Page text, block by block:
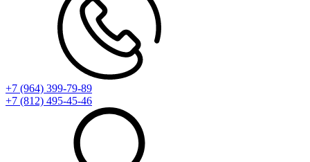
+7 (964) 399-79-89
+7 (812) 495-45-46